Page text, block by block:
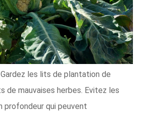
Gardez les lits de plantation de
de mauvaises herbes. Evitez les
profondeur qui peuvent